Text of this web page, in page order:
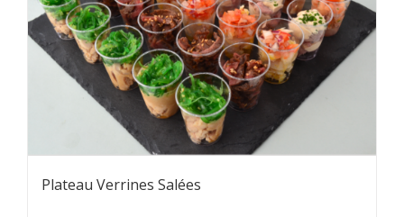
Plateau Verrines Salées